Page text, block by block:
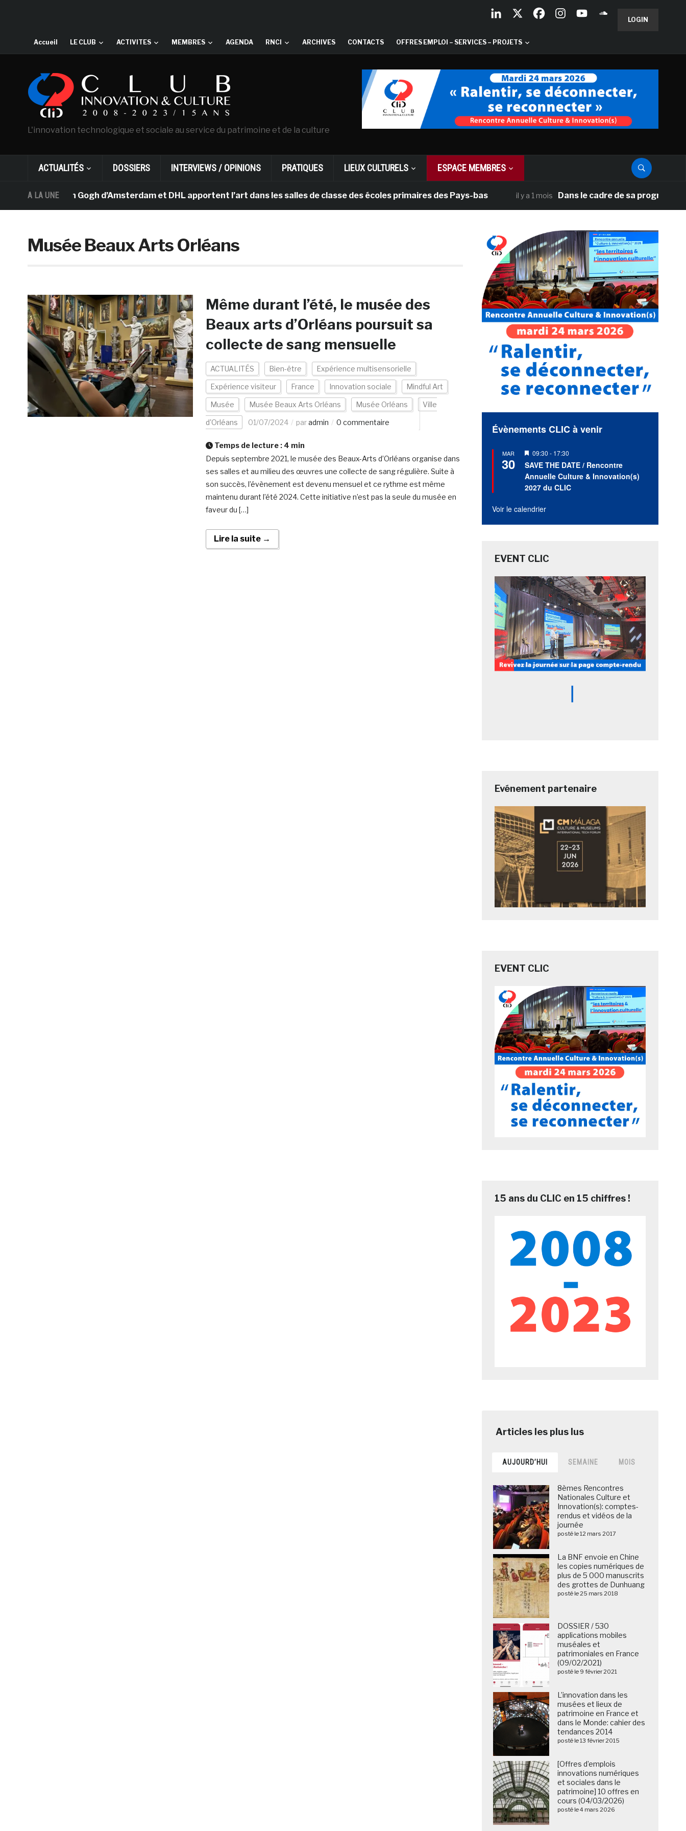
LOGIN
Accueil LE CLUB ACTIVITES MEMBRES AGENDA RNCI ARCHIVES CONTACTS OFFRES EMPLOI – SERVICES – PROJETS
L'innovation technologique et sociale au service du patrimoine et de la culture
ACTUALITÉS DOSSIERS INTERVIEWS / OPINIONS PRATIQUES LIEUX CULTURELS ESPACE MEMBRES
A LA UNE
musée Van Gogh d’Amsterdam et DHL apportent l’art dans les salles de classe des écoles primaires des Pays-bas il y a 1 mois Dans le cadre de sa programmation
Musée Beaux Arts Orléans
Même durant l’été, le musée des
Beaux arts d’Orléans poursuit sa
collecte de sang mensuelle
ACTUALITÉS Bien-être Expérience multisensorielle
Expérience visiteur France Innovation sociale Mindful Art
Musée Musée Beaux Arts Orléans Musée Orléans Ville
d'Orléans 01/07/2024 paradmin 0 commentaire
Temps de lecture : 4 min
Depuis septembre 2021, le musée des Beaux-Arts d’Orléans organise dans
ses salles et au milieu des œuvres une collecte de sang régulière. Suite à
son succès, l’évènement est devenu mensuel et ce rythme est même
maintenu durant l’été 2024. Cette initiative n’est pas la seule du musée en
faveur du […]
Lire la suite →
Évènements CLIC à venir
MAR
30
Mis
en
avant
09:30 - 17:30
SAVE THE DATE / Rencontre
Annuelle Culture & Innovation(s)
2027 du CLIC
Voir le calendrier
EVENT CLIC
Evénement partenaire
EVENT CLIC
15 ans du CLIC en 15 chiffres !
AUJOURD’HUI SEMAINE MOIS
8èmes Rencontres
Nationales Culture et
Innovation(s): comptes-
rendus et vidéos de la
journée
posté le 12 mars 2017
La BNF envoie en Chine
les copies numériques de
plus de 5 000 manuscrits
des grottes de Dunhuang
posté le 25 mars 2018
DOSSIER / 530
applications mobiles
muséales et
patrimoniales en France
(09/02/2021)
posté le 9 février 2021
L’innovation dans les
musées et lieux de
patrimoine en France et
dans le Monde: cahier des
tendances 2014
posté le 13 février 2015
[Offres d’emplois
innovations numériques
et sociales dans le
patrimoine] 10 offres en
cours (04/03/2026)
posté le 4 mars 2026